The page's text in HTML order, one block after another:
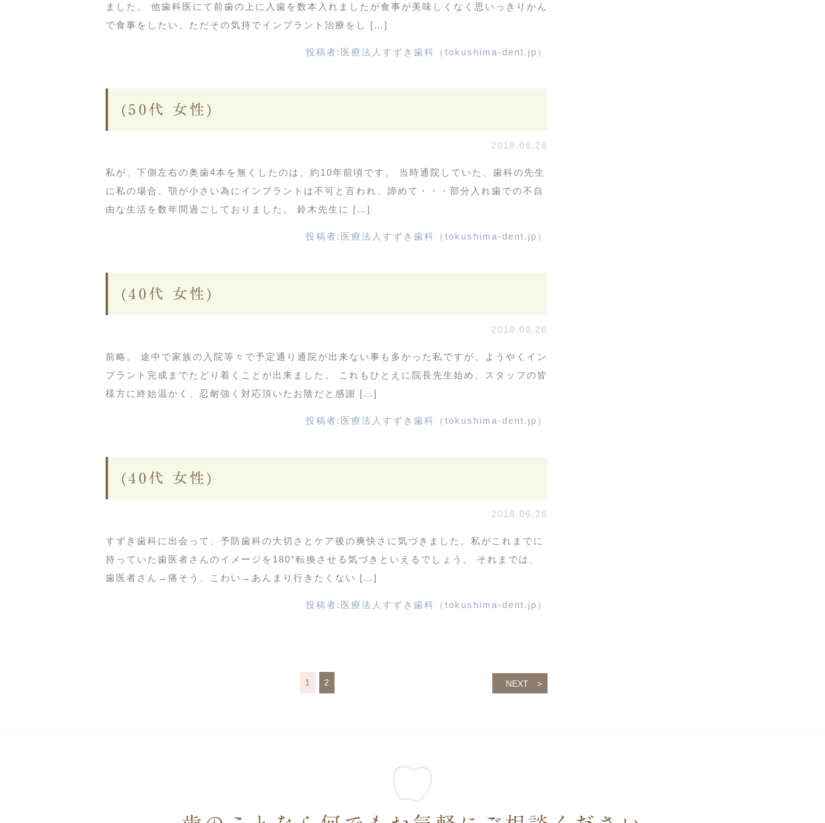
ました。 他歯科医にて前歯の上に入歯を数本入れましたが食事が美味しくなく思いっきりかん
で食事をしたい、ただその気持でインプラント治療をし […]
投稿者: 医療法人すずき歯科（tokushima-dent.jp）
(50代 女性)
2018.06.26
私が、下側左右の奥歯4本を無くしたのは、約10年前頃です。 当時通院していた、歯科の先生
に私の場合、顎が小さい為にインプラントは不可と言われ、諦めて・・・部分入れ歯での不自
由な生活を数年間過ごしておりました。 鈴木先生に […]
投稿者: 医療法人すずき歯科（tokushima-dent.jp）
(40代 女性)
2018.06.26
前略。 途中で家族の入院等々で予定通り通院が出来ない事も多かった私ですが、ようやくイン
プラント完成までたどり着くことが出来ました。 これもひとえに院長先生始め、スタッフの皆
様方に終始温かく、忍耐強く対応頂いたお陰だと感謝 […]
投稿者: 医療法人すずき歯科（tokushima-dent.jp）
(40代 女性)
2018.06.26
すずき歯科に出会って、予防歯科の大切さとケア後の爽快さに気づきました。私がこれまでに
持っていた歯医者さんのイメージを180°転換させる気づきといえるでしょう。 それまでは、
歯医者さん→痛そう、こわい→あんまり行きたくない […]
投稿者: 医療法人すずき歯科（tokushima-dent.jp）
1 2 NEXT